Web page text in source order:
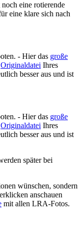
eine rotierende
eine klare sich nach
- Hier das große
Originaldatei Ihres
besser aus und ist
- Hier das große
Originaldatei Ihres
besser aus und ist
später bei
wünschen, sondern
anschauen
mit allen LRA-Fotos.